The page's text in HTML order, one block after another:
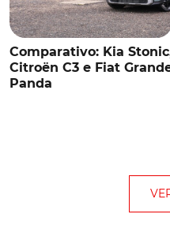
Comparativo: Kia
Citroën C3 e Fiat
Panda